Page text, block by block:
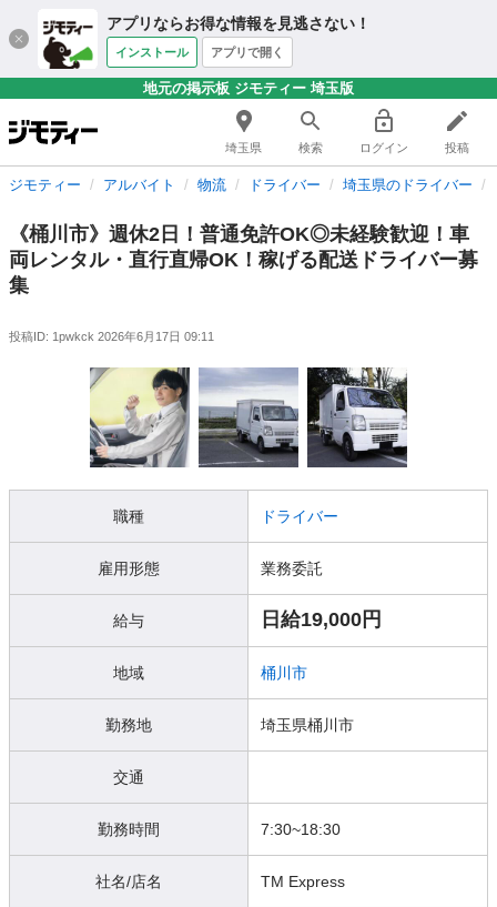
アプリならお得な情報を見逃さない！
インストール アプリで開く
地元の掲示板 ジモティー 埼玉版
埼玉県 検索 ログイン 投稿
ジモティー アルバイト 物流 ドライバー 埼玉県のドライバー
《桶川市》週休2日！普通免許OK◎未経験歓迎！車
両レンタル・直行直帰OK！稼げる配送ドライバー募
集
投稿ID: 1pwkck 2026年6月17日 09:11
職種 ドライバー
雇用形態 業務委託
給与 日給19,000円
地域 桶川市
勤務地 埼玉県桶川市
交通
勤務時間 7:30~18:30
社名/店名 TM Express